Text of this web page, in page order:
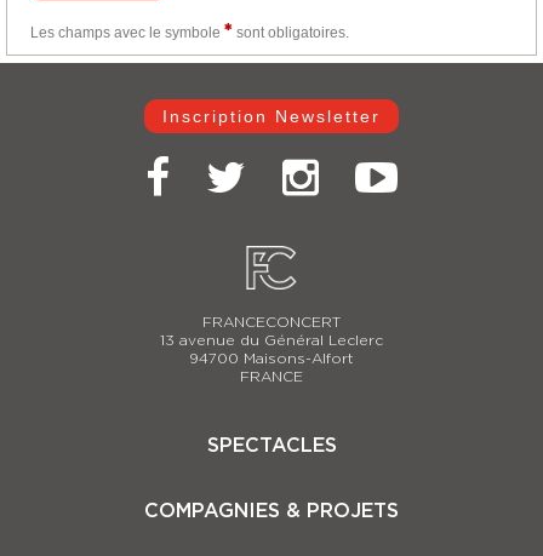
Les champs avec le symbole sont obligatoires.
FRANCECONCERT
13 avenue du Général Leclerc
94700 Maisons-Alfort
FRANCE
Inscription Newsletter
SPECTACLES
Carmina Burana
COMPAGNIES & PROJETS